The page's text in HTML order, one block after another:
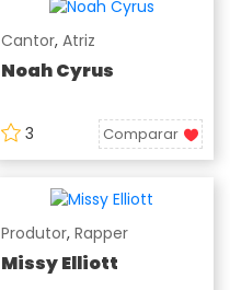
Cantor, Atriz
Noah Cyrus
3 Comparar
Produtor, Rapper
Missy Elliott